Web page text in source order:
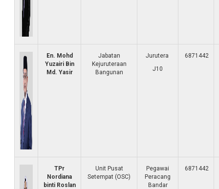
En. Mohd
Yuzairi Bin
Md. Yasir
Jabatan
Kejuruteraan
Bangunan
Jurutera
J10
6871442
TPr
Nordiana
binti Roslan
Unit Pusat
Setempat (OSC)
Pegawai
Peracang
Bandar
6871442